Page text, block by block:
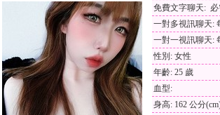
免費文字聊天:
一對多視訊聊天:
一對一視訊聊天:
性別: 女性
年齡: 25 歲
血型:
身高: 162 公分